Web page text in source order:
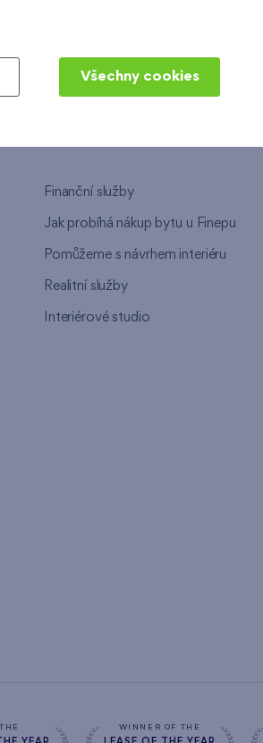
Finanční služby
Jak probíhá nákup bytu u Finepu
Pomůžeme s návrhem interiéru
Realitní služby
Interiérové studio
WINNER OF THE
Všechny cookies